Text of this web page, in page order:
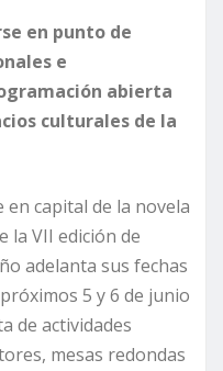
en punto de
e
abierta
culturales de la
capital de la novela
la VII edición de
adelanta sus fechas
5 y 6 de junio
de actividades
mesas redondas